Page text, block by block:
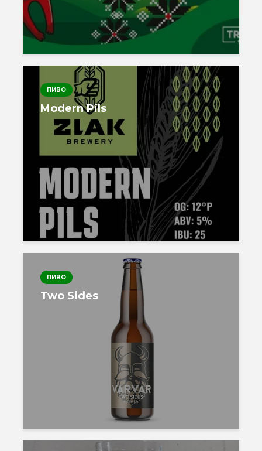
ПИВО
Modern Pils
ПИВО
Two Sides